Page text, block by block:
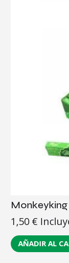
Monkeyking
1,50 €
AÑADIR AL